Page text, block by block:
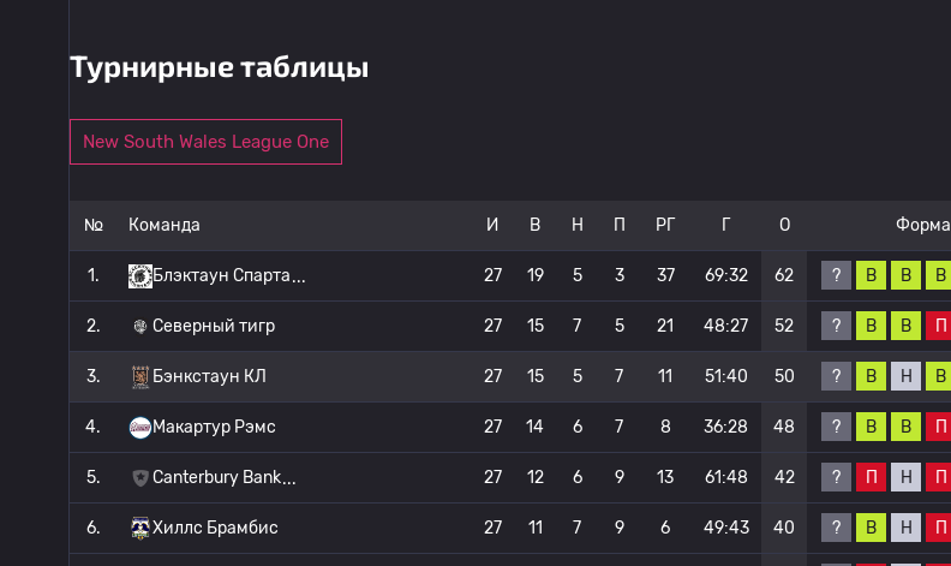
Турнирные таблицы
New South Wales League One
№ Команда И В Н П РГ Г О Форма
1. Блэктаун Спарта 27 19 5 3 37 69:32 62 ? В В В
2. Северный тигр 27 15 7 5 21 48:27 52 ? В В П
3. Бэнкстаун КЛ 27 15 5 7 11 51:40 50 ? В Н В
4. Макартур Рэмс 27 14 6 7 8 36:28 48 ? В В П
5. Canterbury Bank 27 12 6 9 13 61:48 42 ? П Н П
6. Хиллс Брамбис 27 11 7 9 6 49:43 40 ? В Н П